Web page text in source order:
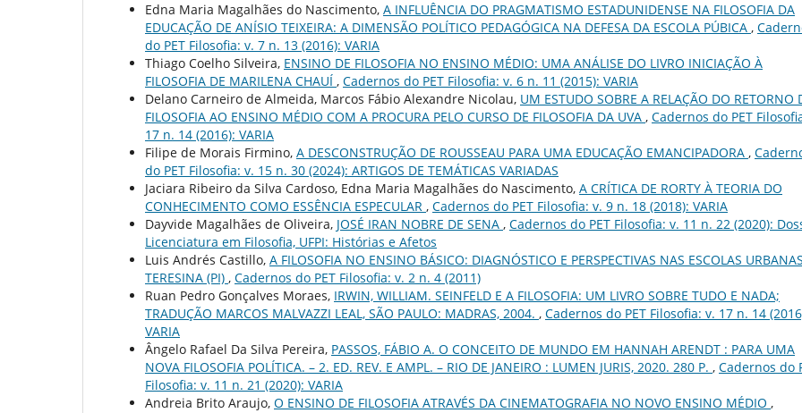
Edna Maria Magalhães do Nascimento, A INFLUÊNCIA DO PRAGMATISMO ESTADUNIDENSE NA FILOSOFIA DA
EDUCAÇÃO DE ANÍSIO TEIXEIRA: A DIMENSÃO POLÍTICO PEDAGÓGICA NA DEFESA DA ESCOLA PÚBICA ,
do PET Filosofia: v. 7 n. 13 (2016): VARIA
Thiago Coelho Silveira, ENSINO DE FILOSOFIA NO ENSINO MÉDIO: UMA ANÁLISE DO LIVRO INICIAÇÃO À
FILOSOFIA DE MARILENA CHAUÍ , Cadernos do PET Filosofia: v. 6 n. 11 (2015): VARIA
Delano Carneiro de Almeida, Marcos Fábio Alexandre Nicolau, UM ESTUDO SOBRE A RELAÇÃO DO RETORNO
FILOSOFIA AO ENSINO MÉDIO COM A PROCURA PELO CURSO DE FILOSOFIA DA UVA , Cadernos do PET
17 n. 14 (2016): VARIA
Filipe de Morais Firmino, A DESCONSTRUÇÃO DE ROUSSEAU PARA UMA EDUCAÇÃO EMANCIPADORA ,
do PET Filosofia: v. 15 n. 30 (2024): ARTIGOS DE TEMÁTICAS VARIADAS
Jaciara Ribeiro da Silva Cardoso, Edna Maria Magalhães do Nascimento, A CRÍTICA DE RORTY À TEORIA DO
CONHECIMENTO COMO ESSÊNCIA ESPECULAR , Cadernos do PET Filosofia: v. 9 n. 18 (2018): VARIA
Dayvide Magalhães de Oliveira, JOSÉ IRAN NOBRE DE SENA , Cadernos do PET Filosofia: v. 11 n. 22 (2020):
Licenciatura em Filosofia, UFPI: Histórias e Afetos
Luis Andrés Castillo, A FILOSOFIA NO ENSINO BÁSICO: DIAGNÓSTICO E PERSPECTIVAS NAS ESCOLAS
TERESINA (PI) , Cadernos do PET Filosofia: v. 2 n. 4 (2011)
Ruan Pedro Gonçalves Moraes, IRWIN, WILLIAM. SEINFELD E A FILOSOFIA: UM LIVRO SOBRE TUDO E NADA;
TRADUÇÃO MARCOS MALVAZZI LEAL, SÃO PAULO: MADRAS, 2004. , Cadernos do PET Filosofia: v. 17 n. 14
VARIA
Ângelo Rafael Da Silva Pereira, PASSOS, FÁBIO A. O CONCEITO DE MUNDO EM HANNAH ARENDT : PARA UMA
NOVA FILOSOFIA POLÍTICA. – 2. ED. REV. E AMPL. – RIO DE JANEIRO : LUMEN JURIS, 2020. 280 P. , Cadernos do
Filosofia: v. 11 n. 21 (2020): VARIA
Andreia Brito Araujo, O ENSINO DE FILOSOFIA ATRAVÉS DA CINEMATOGRAFIA NO NOVO ENSINO MÉDIO ,